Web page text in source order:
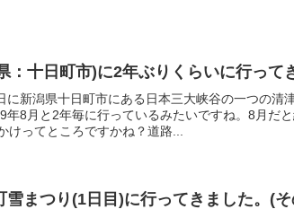
：十日町市)に2年ぶりくらいに行って
に新潟県十日町市にある日本三大峡谷の一つの清
年8月と2年毎に行っているみたいですね。8月だ
けってところですかね？道路...
雪まつり(1日目)に行ってきました。(そ